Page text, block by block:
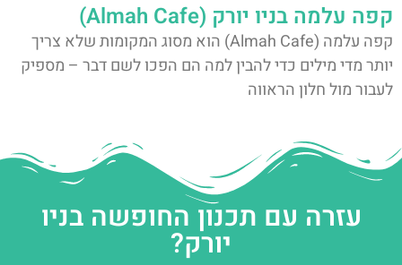
קפה עלמה בניו יורק (Almah Cafe)
קפה עלמה (Almah Cafe) הוא מסוג המקומות שלא צריך
יותר מדי מילים כדי להבין למה הם הפכו לשם דבר – מספיק
לעבור מול חלון הראווה
עזרה עם תכנון החופשה בניו
יורק?